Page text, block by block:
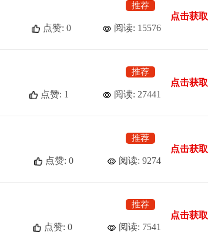
推荐
点赞: 0 阅读: 15576
点击获取
推荐
点赞: 1 阅读: 27441
点击获取
推荐
点赞: 0 阅读: 9274
点击获取
推荐
点赞: 0 阅读: 7541
点击获取